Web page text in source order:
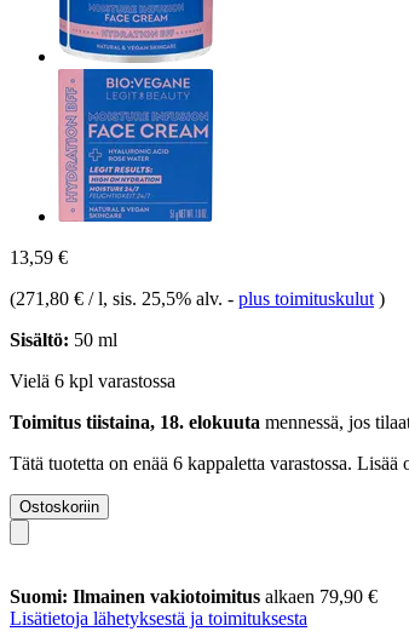
13,59 €
(271,80 € / l, sis. 25,5% alv. - plus toimituskulut )
Sisältö: 50 ml
Vielä 6 kpl varastossa
Toimitus tiistaina, 18. elokuuta mennessä, jos
Tätä tuotetta on enää 6 kappaletta varastossa.
Ostoskoriin
Suomi: Ilmainen vakiotoimitus alkaen 79,90 €
Lisätietoja lähetyksestä ja toimituksesta